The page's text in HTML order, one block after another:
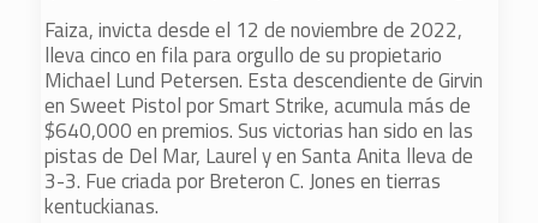
Faiza, invicta desde el 12 de noviembre de 2022,
lleva cinco en fila para orgullo de su propietario
Michael Lund Petersen. Esta descendiente de Girvin
en Sweet Pistol por Smart Strike, acumula más de
$640,000 en premios. Sus victorias han sido en las
pistas de Del Mar, Laurel y en Santa Anita lleva de
3-3. Fue criada por Breteron C. Jones en tierras
kentuckianas.